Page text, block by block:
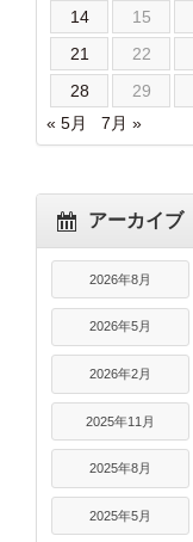
14
15
21
22
28
29
« 5月
7月 »
アーカイブ
2026年8月
2026年5月
2026年2月
2025年11月
2025年8月
2025年5月